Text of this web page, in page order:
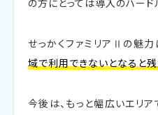
の方にとっては導入のハード
せっかくファミリアⅡの魅力
域で利用できないとなると
今後は、もっと幅広いエリ